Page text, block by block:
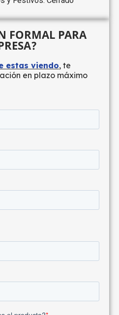
FORMAL PARA
estas viendo, te
en plazo máximo